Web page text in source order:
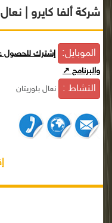
شركة ألفا كايرو | نعال
الموبايل: إشترك للحصول
والبرنامج ↗
النشاط : نعال بلوريتان